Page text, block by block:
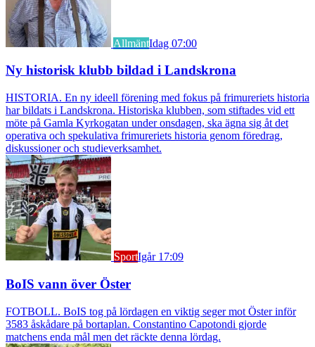
AllmäntIdag 07:00
Ny historisk klubb bildad i Landskrona
HISTORIA. En ny ideell förening med fokus på frimureriets historia
har bildats i Landskrona. Historiska klubben, som stiftades vid ett
möte på Gamla Kyrkogatan under onsdagen, ska ägna sig åt det
operativa och spekulativa frimureriets historia genom föredrag,
diskussioner och studieverksamhet.
SportIgår 17:09
BoIS vann över Öster
FOTBOLL. BoIS tog på lördagen en viktig seger mot Öster inför
3583 åskådare på bortaplan. Constantino Capotondi gjorde
matchens enda mål men det räckte denna lördag.